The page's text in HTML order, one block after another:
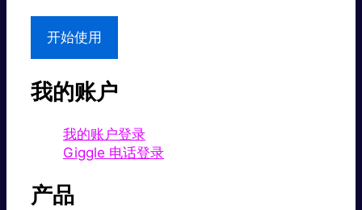
开始使用
我的账户
我的账户登录
Giggle 电话登录
产品